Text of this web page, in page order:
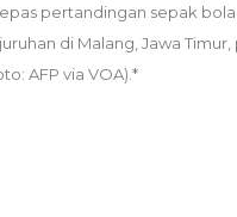
pertandingan sepak
di Malang, Jawa
AFP via VOA).*